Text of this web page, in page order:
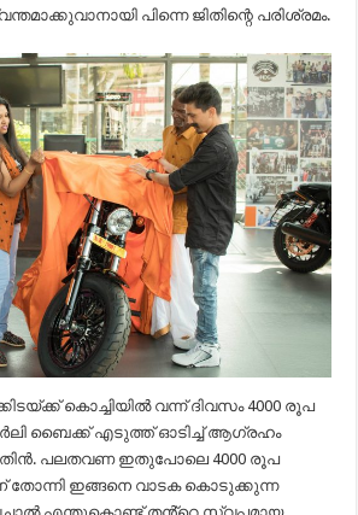
പിന്നെ ജിതിന്റെ പരിശ്രമം.
കൊച്ചിയിൽ വന്ന് ദിവസം 4000 രൂപ
ബൈക്ക് എടുത്ത് ഓടിച്ച് ആഗ്രഹം
പലതവണ ഇതുപോലെ 4000 രൂപ
തോന്നി ഇങ്ങനെ വാടക കൊടുക്കുന്ന